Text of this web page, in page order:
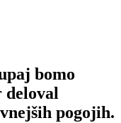
bomo
pogojih.